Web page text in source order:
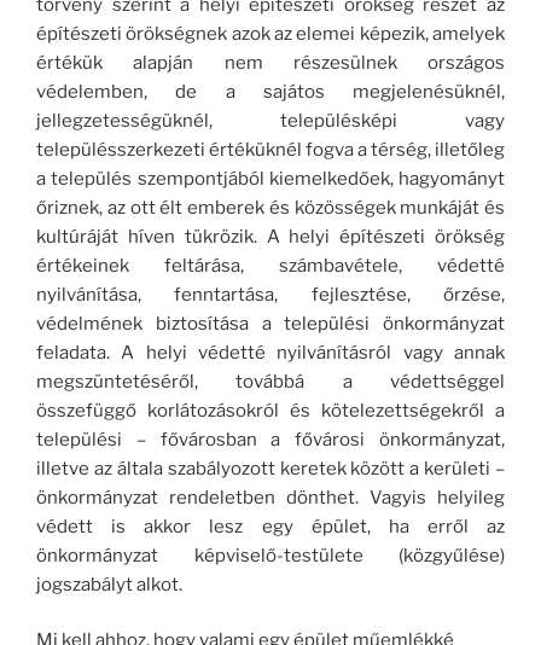
építészeti örökségnek azok az elemei képezik, amelyek
értékük alapján nem részesülnek országos
védelemben, de a sajátos megjelenésüknél,
jellegzetességüknél, településképi vagy
településszerkezeti értéküknél fogva a térség, illetőleg
a település szempontjából kiemelkedőek, hagyományt
őriznek, az ott élt emberek és közösségek munkáját és
kultúráját híven tükrözik. A helyi építészeti örökség
értékeinek feltárása, számbavétele, védetté
nyilvánítása, fenntartása, fejlesztése, őrzése,
védelmének biztosítása a települési önkormányzat
feladata. A helyi védetté nyilvánításról vagy annak
megszüntetéséről, továbbá a védettséggel
összefüggő korlátozásokról és kötelezettségekről a
települési – fővárosban a fővárosi önkormányzat,
illetve az általa szabályozott keretek között a kerületi –
önkormányzat rendeletben dönthet. Vagyis helyileg
védett is akkor lesz egy épület, ha erről az
önkormányzat képviselő-testülete (közgyűlése)
jogszabályt alkot.
Mi kell ahhoz, hogy valami egy épület műemlékké